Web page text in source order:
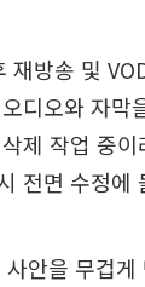
재방송 및
디오와 자막
제 작업 중
전면 수정에
안을 무겁